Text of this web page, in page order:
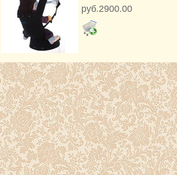
руб.2900.00